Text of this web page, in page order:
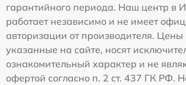
гарантийного периода. Наш центр в
работает независимо и не имеет
авторизации от производителя. Цены
указанные на сайте, носят
ознакомительный характер и не
офертой согласно п. 2 ст. 437 ГК РФ.